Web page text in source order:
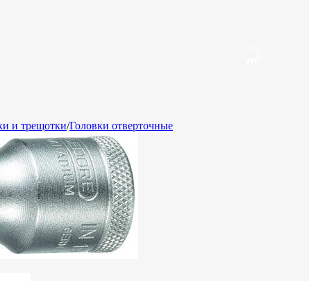
и трещотки/Головки отверточные